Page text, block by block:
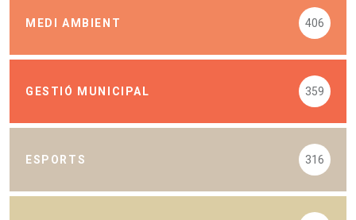
MEDI AMBIENT 406
GESTIÓ MUNICIPAL 359
ESPORTS 316